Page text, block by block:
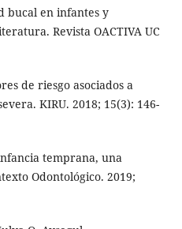
bucal en infantes y
Revista OACTIVA UC
de riesgo asociados a
KIRU. 2018; 15(3): 146-
temprana, una
Odontológico. 2019;